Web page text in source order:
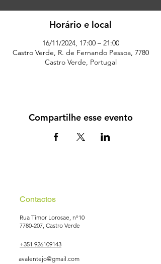
Horário e local
16/11/2024, 17:00 – 21:00
Castro Verde, R. de Fernando Pessoa, 7780
Castro Verde, Portugal
Compartilhe esse evento
Contactos
Rua Timor Lorosae, nº10
7780-207, Castro Verde
+351 926109143
avalentejo@gmail.com